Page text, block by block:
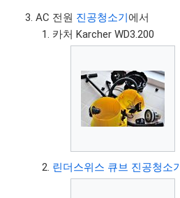
AC 전원 진공청소기에서
카처 Karcher WD3.200
린더스위스 큐브 진공청소